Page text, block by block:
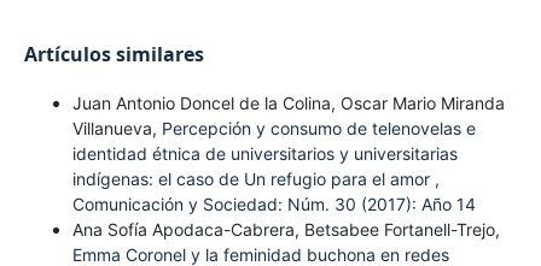
Artículos similares
Juan Antonio Doncel de la Colina, Oscar Mario Miranda
Villanueva, Percepción y consumo de telenovelas e
identidad étnica de universitarios y universitarias
indígenas: el caso de Un refugio para el amor ,
Comunicación y Sociedad: Núm. 30 (2017): Año 14
Ana Sofía Apodaca-Cabrera, Betsabee Fortanell-Trejo,
Emma Coronel y la feminidad buchona en redes